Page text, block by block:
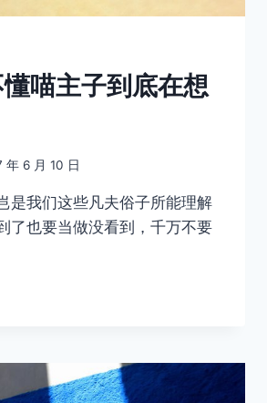
喵主子到底在想
年 6 月 10 日
是我们这些凡夫俗子所能理解
了也要当做没看到，千万不要